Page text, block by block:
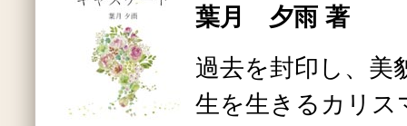
葉月 夕雨 著
過去を封印し、美
生を生きるカリス